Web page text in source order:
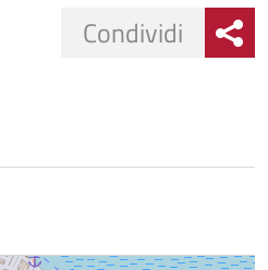
Condividi